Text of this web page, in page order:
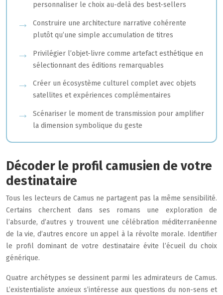
personnaliser le choix au-delà des best-sellers
Construire une architecture narrative cohérente
plutôt qu’une simple accumulation de titres
Privilégier l’objet-livre comme artefact esthétique en
sélectionnant des éditions remarquables
Créer un écosystème culturel complet avec objets
satellites et expériences complémentaires
Scénariser le moment de transmission pour amplifier
la dimension symbolique du geste
Décoder le profil camusien de votre
destinataire
Tous les lecteurs de Camus ne partagent pas la même sensibilité.
Certains cherchent dans ses romans une exploration de
l’absurde, d’autres y trouvent une célébration méditerranéenne
de la vie, d’autres encore un appel à la révolte morale. Identifier
le profil dominant de votre destinataire évite l’écueil du choix
générique.
Quatre archétypes se dessinent parmi les admirateurs de Camus.
L’existentialiste anxieux s’intéresse aux questions du non-sens et